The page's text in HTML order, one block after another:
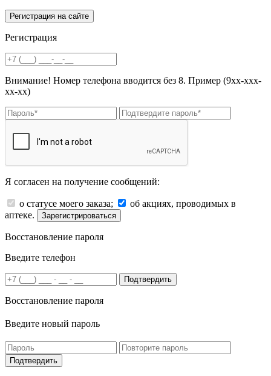
Регистрация
Внимание! Номер телефона вводится без 8. Пример (9хх-ххх-
хх-хх)
Я согласен на получение сообщений:
о статусе моего заказа;
об акциях, проводимых в
аптеке.
Зарегистрироваться
Восстановление пароля
Введите телефон
Подтвердить
Восстановление пароля
Введите новый пароль